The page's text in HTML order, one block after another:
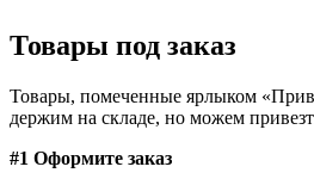
Товары под заказ
Товары, помеченные ярлыком
держим на складе, но можем
#1 Оформите заказ